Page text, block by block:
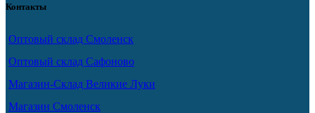
Контакты
Оптовый склад Смоленск
Оптовый склад Сафоново
Магазин-Склад Великие Луки
Магазин Смоленск